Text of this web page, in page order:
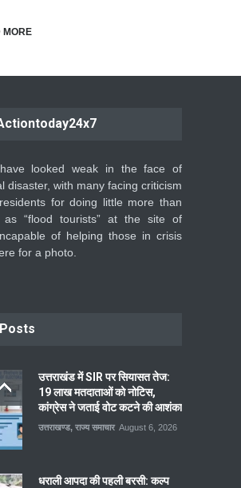
MORE
have looked weak in the face of
disaster, with many facing criticism
for doing little more than
as “flood tourists” at the site of
of helping those in crisis
for a photo.
उत्तराखंड में SIR पर सियासत तेज:
19 लाख मतदाताओं को नोटिस,
कांग्रेस ने जताई वोट कटने की आशंका
उत्तराखण्ड, राज्य समाचार August 6, 2026
धराली आपदा की पहली बरसी: कल्प